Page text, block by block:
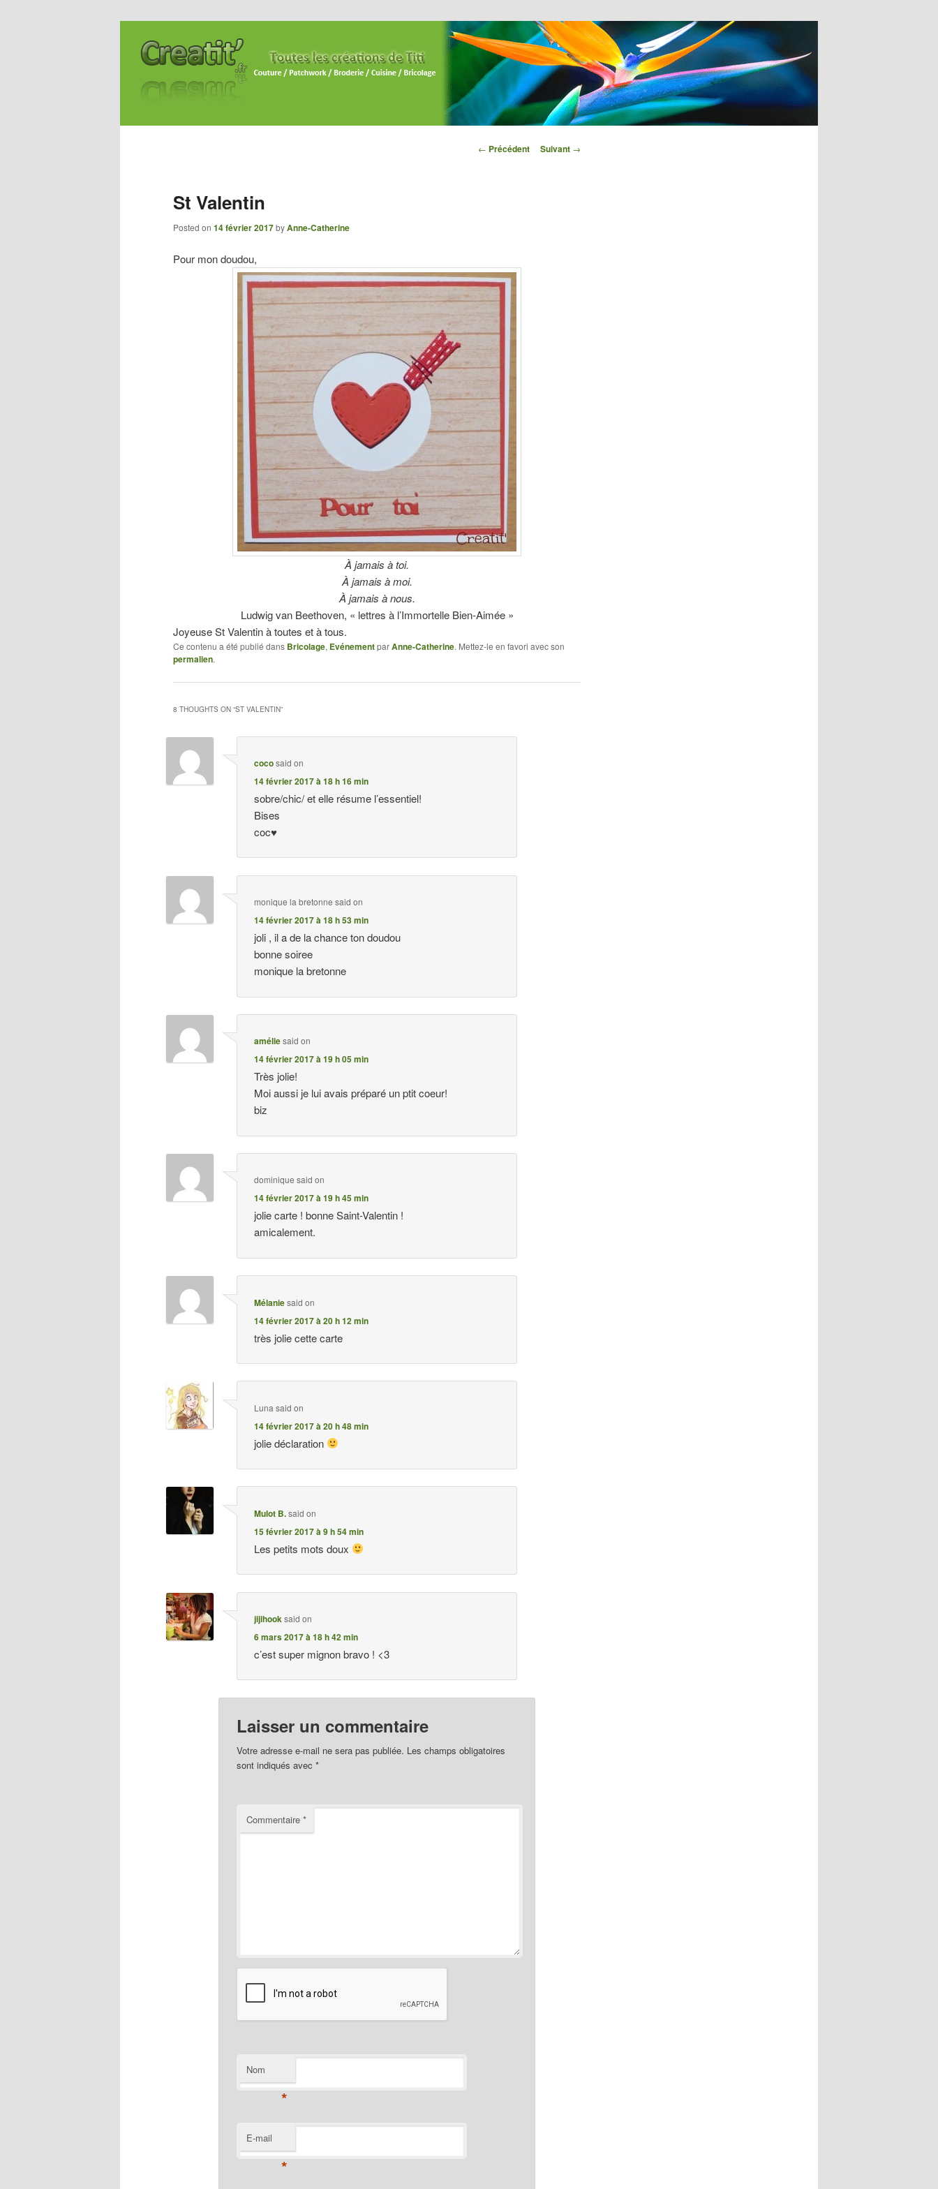
Navigation des
← Précédent Suivant →
St Valentin
Posted on 14 février 2017byAnne-Catherine
Pour mon doudou,
À jamais à toi.
À jamais à moi.
À jamais à nous.
Ludwig van Beethoven, « lettres à l’Immortelle Bien-Aimée »
Joyeuse St Valentin à toutes et à tous.
Ce contenu a été publié dans Bricolage, EvénementparAnne-Catherine. Mettez-le en favori avec son
permalien.
8 THOUGHTS ON “ST VALENTIN”
cocosaid on
14 février 2017 à 18 h 16 min
sobre/chic/ et elle résume l’essentiel!
Bises
coc♥
monique la bretonne said on
14 février 2017 à 18 h 53 min
joli , il a de la chance ton doudou
bonne soiree
monique la bretonne
améliesaid on
14 février 2017 à 19 h 05 min
Très jolie!
Moi aussi je lui avais préparé un ptit coeur!
biz
dominique said on
14 février 2017 à 19 h 45 min
jolie carte ! bonne Saint-Valentin !
amicalement.
Mélaniesaid on
14 février 2017 à 20 h 12 min
très jolie cette carte
Luna said on
14 février 2017 à 20 h 48 min
jolie déclaration
Mulot B.said on
15 février 2017 à 9 h 54 min
Les petits mots doux
jijihooksaid on
6 mars 2017 à 18 h 42 min
c’est super mignon bravo ! <3
Laisser un commentaire
Votre adresse e-mail ne sera pas publiée. Les champs obligatoires
sont indiqués avec *
Commentaire *
Nom
*
E-mail
*